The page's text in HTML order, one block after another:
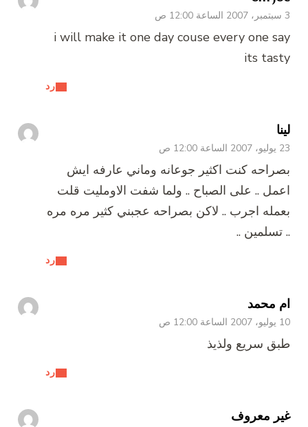
3 سبتمبر، 2007 الساعة 12:00 ص
رد
i will make it one day couse every one say
its tasty
لينا
23 يوليو، 2007 الساعة 12:00 ص
رد
بصراحه كنت اكثير جوعانه وماني عارفه ايش
اعمل .. على الصباح .. ولما شفت الاومليت قلت
بعمله اجرب .. لاكن بصراحه عجبني كثير مره مره
.. تسلمين ..
ام محمد
10 يوليو، 2007 الساعة 12:00 ص
رد
طبق سريع ولذيذ
غير معروف